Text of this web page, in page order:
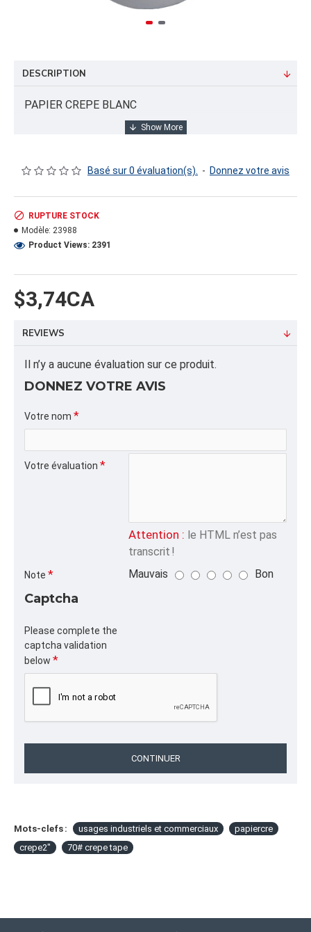
DESCRIPTION
PAPIER CREPE BLANC
INFORMATION PRODUIT
FORMAT DU PRODUIT
Dimension:
Poids: 15.00
Volume cubique: 1.50 pieds cubes
FORMAT DE PALETTE
Dimension/pallet:
PAPIERCRE,CREPE2",70# CREPE TAPE
CATÉGORIE
Tous nos Produits
Basé sur 0 évaluation(s). - Donnez votre avis
$3,74CA
RUPTURE STOCK
Modèle: 23988
Product Views: 2391
REVIEWS
Il n’y a aucune évaluation sur ce produit.
DONNEZ VOTRE AVIS
Votre nom
Votre évaluation
Attention : le HTML n’est pas
transcrit !
Note Mauvais Bon
Captcha
Please complete the
captcha validation
below
CONTINUER
Mots-clefs : usages industriels et commerciaux
papiercre
crepe2"
70# crepe tape